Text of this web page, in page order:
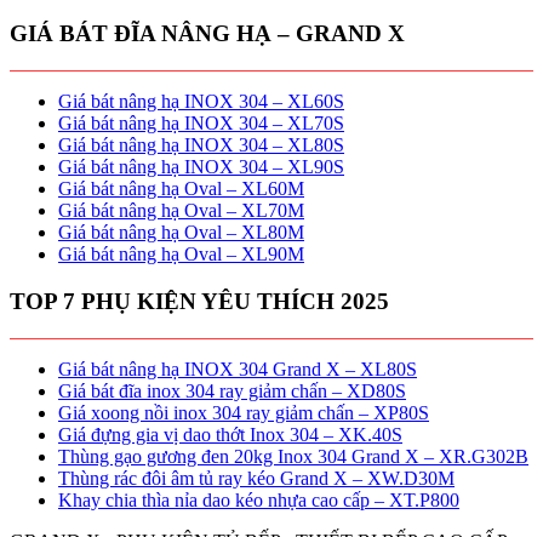
GIÁ BÁT ĐĨA NÂNG HẠ – GRAND X
Giá bát nâng hạ INOX 304 – XL60S
Giá bát nâng hạ INOX 304 – XL70S
Giá bát nâng hạ INOX 304 – XL80S
Giá bát nâng hạ INOX 304 – XL90S
Giá bát nâng hạ Oval – XL60M
Giá bát nâng hạ Oval – XL70M
Giá bát nâng hạ Oval – XL80M
Giá bát nâng hạ Oval – XL90M
TOP 7 PHỤ KIỆN YÊU THÍCH 2025
Giá bát nâng hạ INOX 304 Grand X – XL80S
Giá bát đĩa inox 304 ray giảm chấn – XD80S
Giá xoong nồi inox 304 ray giảm chấn – XP80S
Giá đựng gia vị dao thớt Inox 304 – XK.40S
Thùng gạo gương đen 20kg Inox 304 Grand X – XR.G302B
Thùng rác đôi âm tủ ray kéo Grand X – XW.D30M
Khay chia thìa nỉa dao kéo nhựa cao cấp – XT.P800